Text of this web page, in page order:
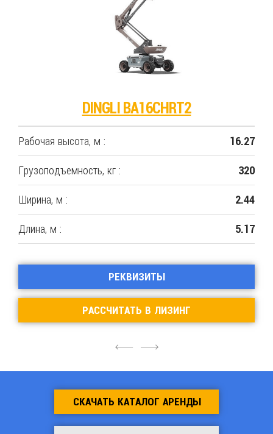
4
DINGLI BA16CHRT2
Рабочая высота, м : 16.27
Грузоподъемность, кг : 320
Ширина, м : 2.44
Длина, м : 5.17
РЕКВИЗИТЫ
РАССЧИТАТЬ В ЛИЗИНГ
6
СКАЧАТЬ КАТАЛОГ АРЕНДЫ